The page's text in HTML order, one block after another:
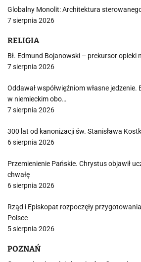
Globalny Monolit: Architektura
7 sierpnia 2026
RELIGIA
Bł. Edmund Bojanowski – prekursor opieki
7 sierpnia 2026
Oddawał współwięźniom własne jedzenie.
w niemieckim obo…
7 sierpnia 2026
300 lat od kanonizacji św. Stanisława
6 sierpnia 2026
Przemienienie Pańskie. Chrystus objawił
chwałę
6 sierpnia 2026
Rząd i Episkopat rozpoczęły
Polsce
5 sierpnia 2026
POZNAŃ